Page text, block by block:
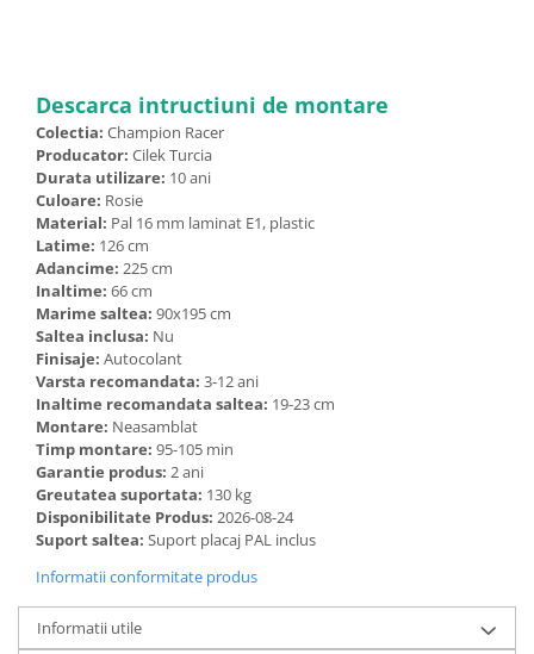
Descarca intructiuni de montare
Colectia: Champion Racer
Producator: Cilek Turcia
Durata utilizare: 10 ani
Culoare: Rosie
Material: Pal 16 mm laminat E1, plastic
Latime: 126 cm
Adancime: 225 cm
Inaltime: 66 cm
Marime saltea: 90x195 cm
Saltea inclusa: Nu
Finisaje: Autocolant
Varsta recomandata: 3-12 ani
Inaltime recomandata saltea: 19-23 cm
Montare: Neasamblat
Timp montare: 95-105 min
Garantie produs: 2 ani
Greutatea suportata: 130 kg
Disponibilitate Produs: 2026-08-24
Suport saltea: Suport placaj PAL inclus
Informatii conformitate produs
Informatii utile